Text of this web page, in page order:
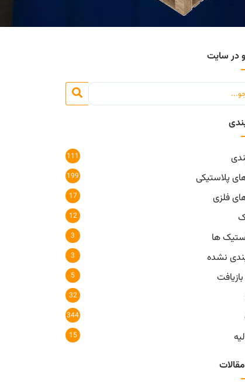
در سایت
111
پلاستیکی 199
فلزی 17
12
ها 3
نشده 3
5
32
344
15